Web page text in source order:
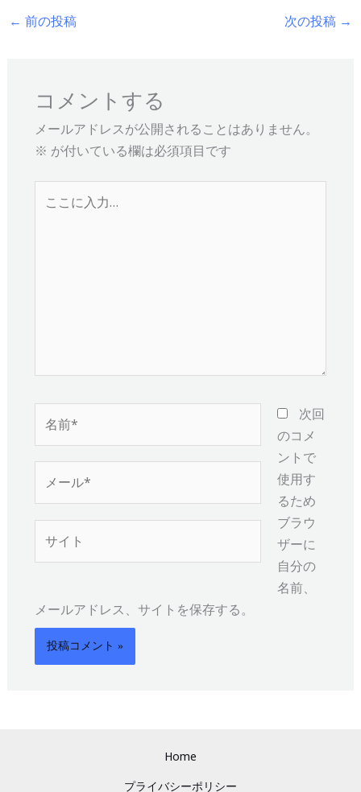
← 前の投稿 次の投稿 →
コメントする
メールアドレスが公開されることはありません。
※ が付いている欄は必須項目です
次回
のコメ
ントで
使用す
るため
ブラウ
ザーに
自分の
名前、
メールアドレス、サイトを保存する。
Home
プライバシーポリシー